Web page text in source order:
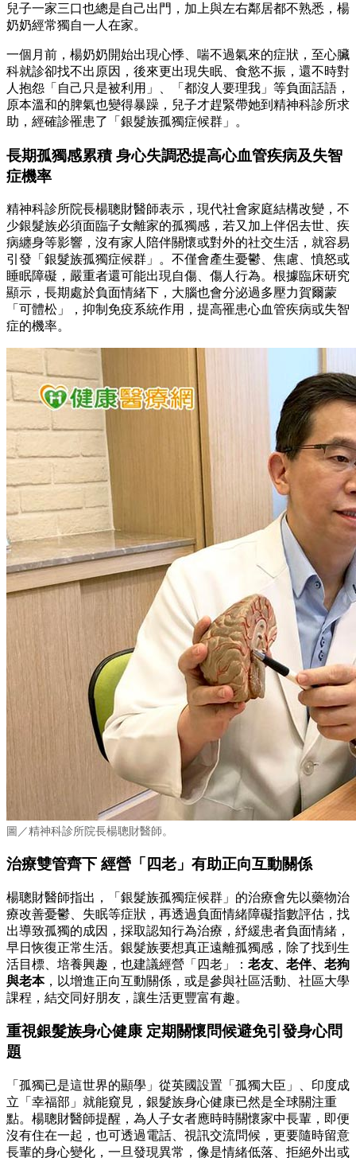
兒子一家三口也總是自己出門，加上與左右鄰居都不熟悉，楊
奶奶經常獨自一人在家。
一個月前，楊奶奶開始出現心悸、喘不過氣來的症狀，至心臟
科就診卻找不出原因，後來更出現失眠、食慾不振，還不時對
人抱怨「自己只是被利用」、「都沒人要理我」等負面話語，
原本溫和的脾氣也變得暴躁，兒子才趕緊帶她到精神科診所求
助，經確診罹患了「銀髮族孤獨症候群」。
長期孤獨感累積 身心失調恐提高心血管疾病及失智
症機率
精神科診所院長楊聰財醫師表示，現代社會家庭結構改變，不
少銀髮族必須面臨子女離家的孤獨感，若又加上伴侶去世、疾
病纏身等影響，沒有家人陪伴關懷或對外的社交生活，就容易
引發「銀髮族孤獨症候群」。不僅會產生憂鬱、焦慮、憤怒或
睡眠障礙，嚴重者還可能出現自傷、傷人行為。根據臨床研究
顯示，長期處於負面情緒下，大腦也會分泌過多壓力賀爾蒙
「可體松」，抑制免疫系統作用，提高罹患心血管疾病或失智
症的機率。
圖／精神科診所院長楊聰財醫師。
治療雙管齊下 經營「四老」有助正向互動關係
楊聰財醫師指出，「銀髮族孤獨症候群」的治療會先以藥物治
療改善憂鬱、失眠等症狀，再透過負面情緒障礙指數評估，找
出導致孤獨的成因，採取認知行為治療，紓緩患者負面情緒，
早日恢復正常生活。銀髮族要想真正遠離孤獨感，除了找到生
活目標、培養興趣，也建議經營「四老」： 老友、老伴、老狗
與老本，以增進正向互動關係，或是參與社區活動、社區大學
課程，結交同好朋友，讓生活更豐富有趣。
重視銀髮族身心健康 定期關懷問候避免引發身心問
題
「孤獨已是這世界的顯學」從英國設置「孤獨大臣」、印度成
立「幸福部」就能窺見，銀髮族身心健康已然是全球關注重
點。楊聰財醫師提醒，為人子女者應時時關懷家中長輩，即便
沒有住在一起，也可透過電話、視訊交流問候，更要隨時留意
長輩的身心變化，一旦發現異常，像是情緒低落、拒絕外出或